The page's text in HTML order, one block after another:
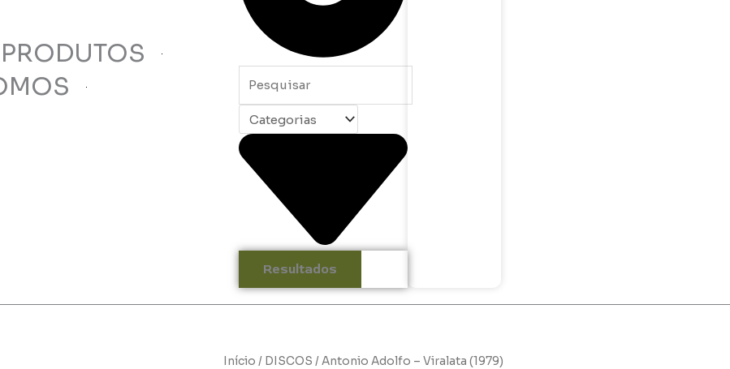
Resultados
Início / DISCOS / Antonio Adolfo – Viralata (1979)